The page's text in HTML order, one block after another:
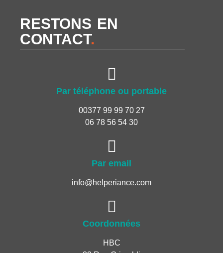
RESTONS EN
CONTACT.
Par téléphone ou portable
00377 99 99 70 27
06 78 56 54 30
Par email
info@helperiance.com
Coordonnées
HBC